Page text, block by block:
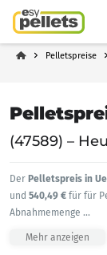
Pelletspreise
(47589) –
Der Pelletspreis in
und 540,49 € für für
Abnahmemenge ...
Mehr anzeigen